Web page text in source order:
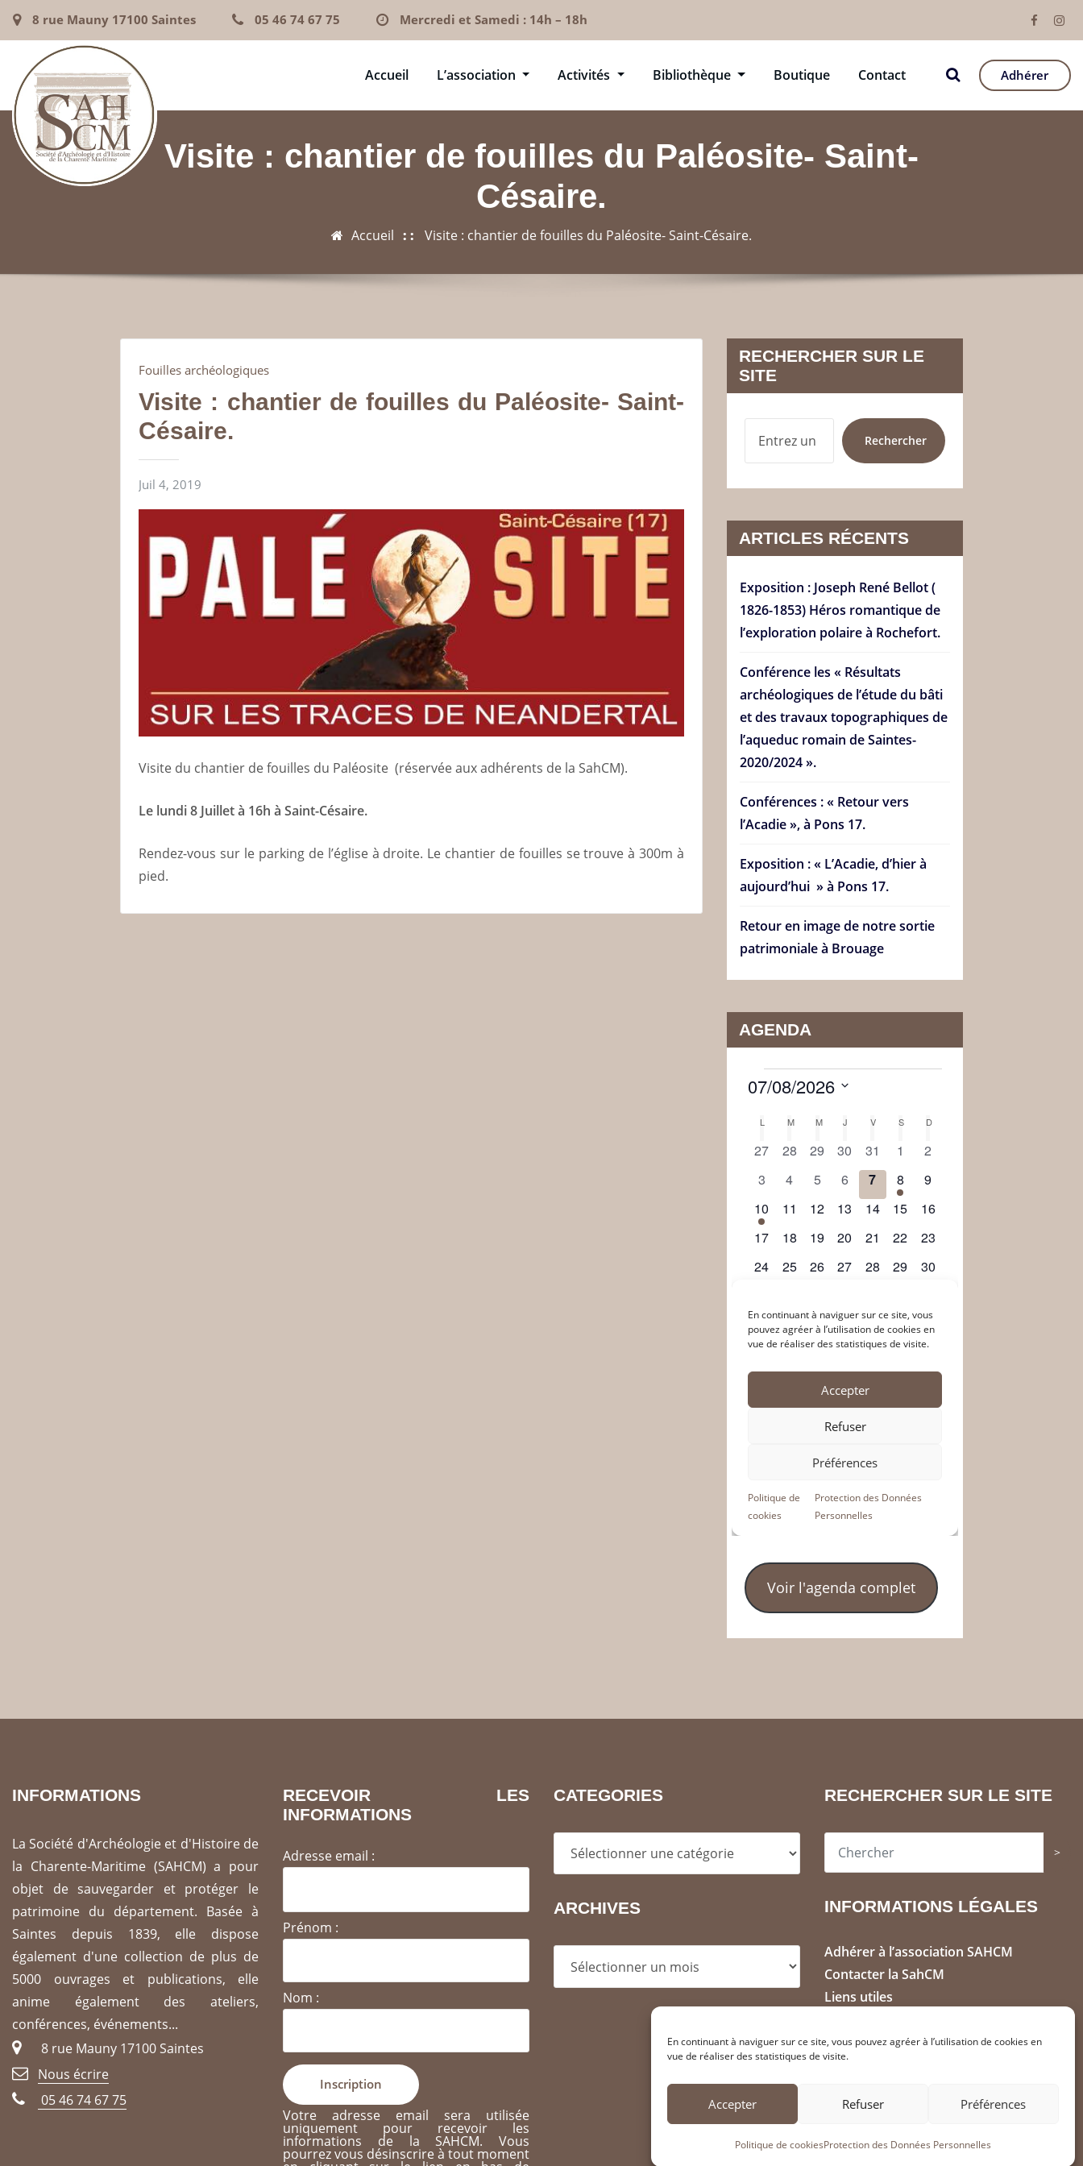
En continuant à naviguer sur ce site, vous pouvez agréer à l’utilisation de cookies en
vue de réaliser des statistiques de visite.
Accepter Refuser Préférences
Politique de cookiesProtection des Données Personnelles
8 rue Mauny 17100 Saintes 05 46 74 67 75 Mercredi et Samedi : 14h – 18h
Accueil L’association Activités Bibliothèque Boutique Contact Adhérer
Visite : chantier de fouilles du Paléosite- Saint-
Césaire.
Accueil Visite : chantier de fouilles du Paléosite- Saint-Césaire.
Fouilles archéologiques
Visite : chantier de fouilles du Paléosite- Saint-
Césaire.
Juil 4, 2019
Visite du chantier de fouilles du Paléosite (réservée aux adhérents de la SahCM).
Le lundi 8 Juillet à 16h à Saint-Césaire.
Rendez-vous sur le parking de l’église à droite. Le chantier de fouilles se trouve à 300m à
pied.
RECHERCHER SUR LE
SITE
RECHERCHER
Rechercher
ARTICLES RÉCENTS
Exposition : Joseph René Bellot (
1826-1853) Héros romantique de
l’exploration polaire à Rochefort.
Conférence les « Résultats
archéologiques de l’étude du bâti
et des travaux topographiques de
l’aqueduc romain de Saintes-
2020/2024 ».
Conférences : « Retour vers
l’Acadie », à Pons 17.
Exposition : « L’Acadie, d’hier à
aujourd’hui » à Pons 17.
Retour en image de notre sortie
patrimoniale à Brouage
AGENDA
Voir l'agenda complet
INFORMATIONS
La Société d'Archéologie et d'Histoire de
la Charente-Maritime (SAHCM) a pour
objet de sauvegarder et protéger le
patrimoine du département. Basée à
Saintes depuis 1839, elle dispose
également d'une collection de plus de
5000 ouvrages et publications, elle
anime également des ateliers,
conférences, événements...
8 rue Mauny 17100 Saintes
Nous écrire
05 46 74 67 75
RECEVOIR LES
INFORMATIONS
Adresse email :
Prénom :
Nom :
Votre adresse email sera utilisée
uniquement pour recevoir les
informations de la SAHCM. Vous
pourrez vous désinscrire à tout moment
CATEGORIES
ARCHIVES
RECHERCHER SUR LE SITE
>
INFORMATIONS LÉGALES
Adhérer à l’association SAHCM
Contacter la SahCM
Liens utiles
Politique de cookies (FR)
Protection des Données (RGPD)